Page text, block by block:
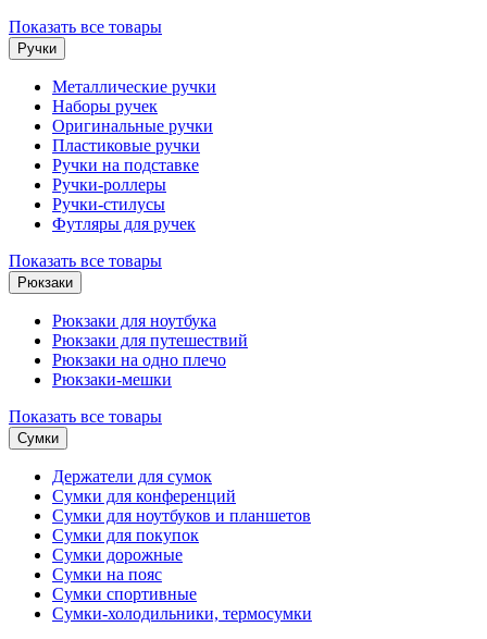
Показать все товары
Ручки
Металлические ручки
Наборы ручек
Оригинальные ручки
Пластиковые ручки
Ручки на подставке
Ручки-роллеры
Ручки-стилусы
Футляры для ручек
Показать все товары
Рюкзаки
Рюкзаки для ноутбука
Рюкзаки для путешествий
Рюкзаки на одно плечо
Рюкзаки-мешки
Показать все товары
Сумки
Держатели для сумок
Сумки для конференций
Сумки для ноутбуков и планшетов
Сумки для покупок
Сумки дорожные
Сумки на пояс
Сумки спортивные
Сумки-холодильники, термосумки